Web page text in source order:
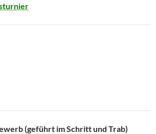
(geführt im Schritt und Trab)